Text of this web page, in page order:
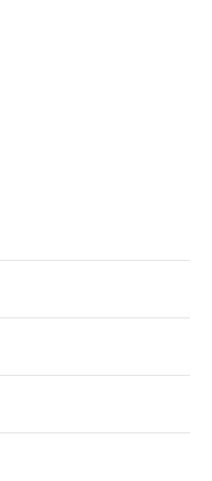
场外证券交易汇报制度